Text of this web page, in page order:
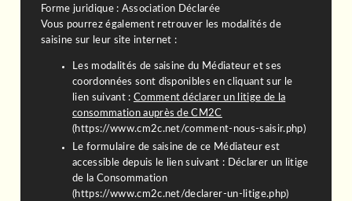
Forme juridique : Association Déclarée
Vous pourrez également retrouver les modalités de
saisine sur leur site internet :
Les modalités de saisine du Médiateur et ses
coordonnées sont disponibles en cliquant sur le
lien suivant : Comment déclarer un litige de la
consommation auprès de CM2C
(https://www.cm2c.net/comment-nous-saisir.php)
Le formulaire de saisine de ce Médiateur est
accessible depuis le lien suivant : Déclarer un litige
de la Consommation
(https://www.cm2c.net/declarer-un-litige.php)